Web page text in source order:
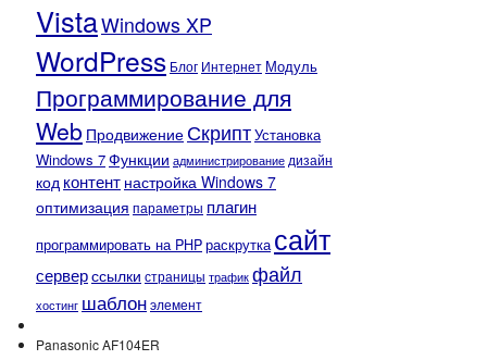
VistaWindows XP
WordPress Блог Интернет Модуль
Программирование для
Web Продвижение СкриптУстановка
Windows 7Функции администрирование дизайн
код контент настройка Windows 7
оптимизация параметры плагин
программировать на PHPраскрутка сайт
серверссылки страницы трафик файл
хостинг шаблонэлемент
Panasonic AF104ER